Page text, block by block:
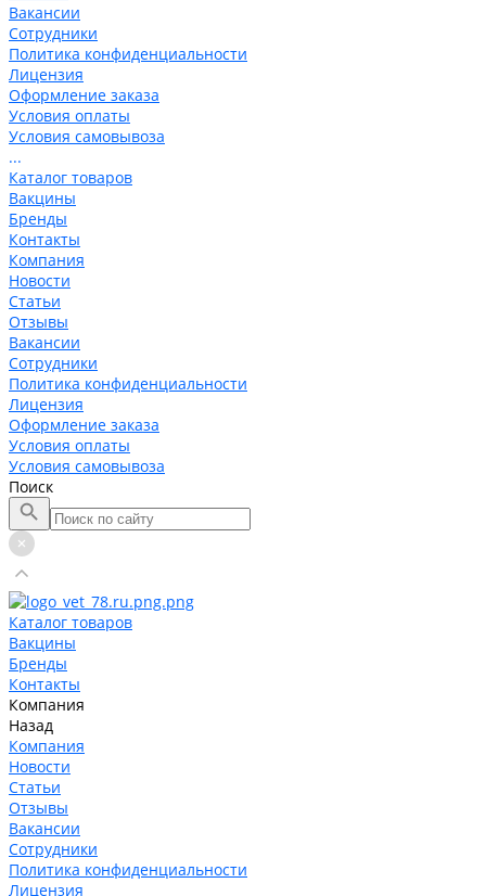
Вакансии
Сотрудники
Политика конфиденциальности
Лицензия
Оформление заказа
Условия оплаты
Условия самовывоза
...
Каталог товаров
Вакцины
Бренды
Контакты
Компания
Новости
Статьи
Отзывы
Вакансии
Сотрудники
Политика конфиденциальности
Лицензия
Оформление заказа
Условия оплаты
Условия самовывоза
Поиск
Каталог товаров
Вакцины
Бренды
Контакты
Компания
Назад
Компания
Новости
Статьи
Отзывы
Вакансии
Сотрудники
Политика конфиденциальности
Лицензия